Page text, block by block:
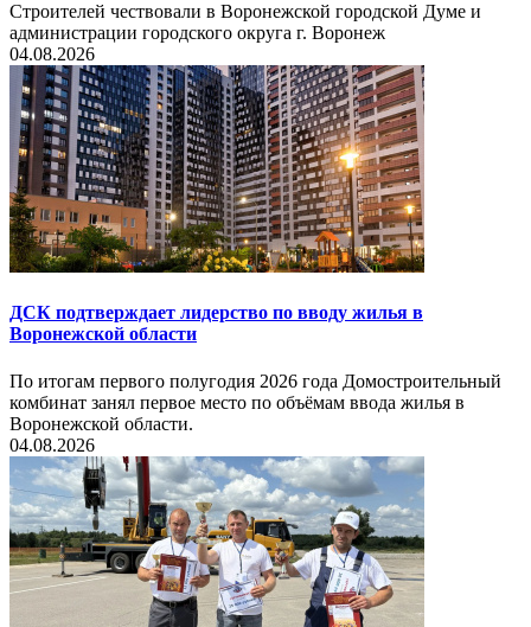
Строителей чествовали в Воронежской городской Думе и
администрации городского округа г. Воронеж
04.08.2026
ДСК подтверждает лидерство по вводу жилья в
Воронежской области
По итогам первого полугодия 2026 года Домостроительный
комбинат занял первое место по объёмам ввода жилья в
Воронежской области.
04.08.2026